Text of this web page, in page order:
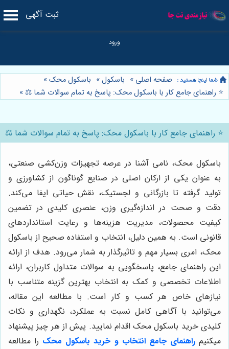
ثبت آگهی
صفحه اصلی » باسکول» باسکول محک»
⭐️ راهنمای جامع کار با باسکول محک: پاسخ به تمام سوالات شما ⚖️ »
⭐️ راهنمای جامع کار با باسکول محک: پاسخ به تمام سوالات شما ⚖️
باسکول محک، نامی آشنا در عرصه تجهیزات وزن‌کشی صنعتی،
به عنوان یکی از ارکان اصلی در صنایع گوناگون از کشاورزی و
تولید گرفته تا بازرگانی و لجستیک، نقش حیاتی ایفا می‌کند.
دقت و صحت در اندازه‌گیری وزن، عنصری کلیدی در تضمین
کیفیت محصولات، مدیریت هزینه‌ها و رعایت استانداردهای
قانونی است. به همین دلیل، انتخاب و استفاده صحیح از باسکول
محک، امری بسیار مهم و تاثیرگذار به شمار می‌رود. هدف از ارائه
این راهنمای جامع، پاسخگویی به سوالات متداول کاربران، ارائه
اطلاعات تخصصی و کمک به انتخاب بهترین گزینه متناسب با
نیازهای خاص هر کسب و کار است. با مطالعه این مقاله،
می‌توانید با آگاهی کامل نسبت به عملکرد، نگهداری و نکات
کلیدی خرید باسکول محک اقدام نمایید. پیش از هر چیز پیشنهاد
میکنیمراهنمای جامع انتخاب و خرید باسکول محک را مطالعه